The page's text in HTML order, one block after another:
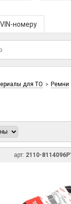
номеру
для ТО > Ремни
арт: 2110-